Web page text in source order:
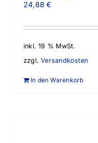
24,88€
inkl. 19 % MwSt.
zzgl.Versandkosten
In den Warenkorb